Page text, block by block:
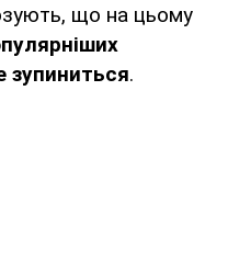
що на цьому
зупиниться.